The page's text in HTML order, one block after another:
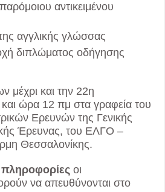
αντικειμένου
αγγλικής γλώσσας
διπλώματος οδήγησης
μέχρι και την 22η
ώρα 12 πμ στα γραφεία του
Ερευνών της Γενικής
Έρευνας, του ΕΛΓΟ –
Θεσσαλονίκης.
πληροφορίες οι
να απευθύνονται στο